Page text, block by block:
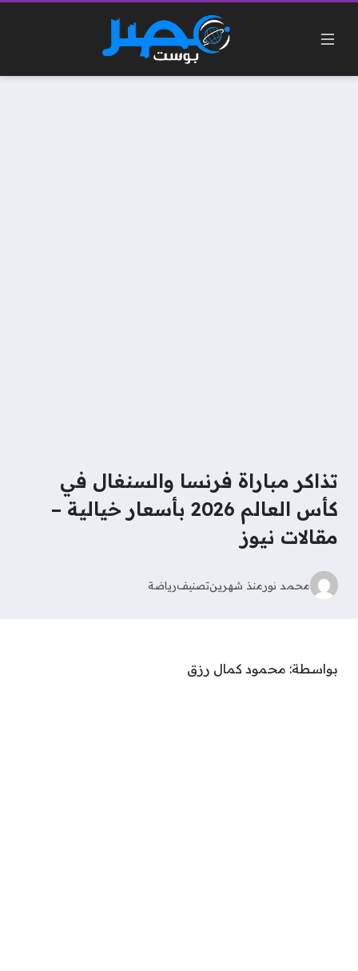
تذاكر مباراة فرنسا والسنغال في
كأس العالم 2026 بأسعار خيالية –
مقالات نيوز
محمد نورمنذ شهرينتصنيفرياضة
بواسطة: محمود كمال رزق